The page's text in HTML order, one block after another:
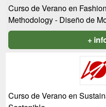
Curso de Verano en
Methodology - Diseño de
+
Curso de Verano en